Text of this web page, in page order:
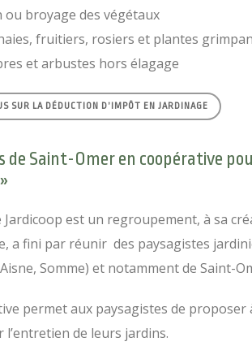
ou broyage des végétaux
fruitiers, rosiers et plantes
et arbustes hors élagage
SUR LA DÉDUCTION D’IMPÔT EN JARDINAGE
de Saint-Omer en coopérative
Jardicoop est un regroupement, à sa
a fini par réunir des paysagistes
Somme) et notamment de Saint-
permet aux paysagistes de proposer
de leurs jardins.